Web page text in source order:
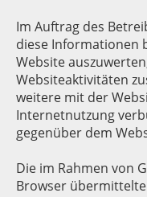
Im Auftrag des
diese Informationen
Website
Websiteaktivitäten
weitere mit der
Internetnutzung
gegenüber dem
Die im Rahmen von
Browser